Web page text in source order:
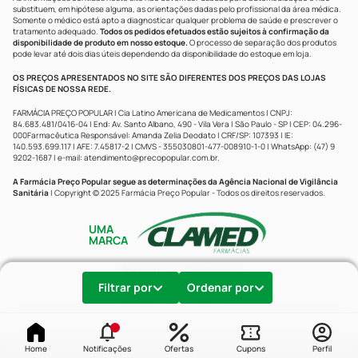
Home Notificações Ofertas Cupons Perfil
Filtrar por Ordenar por
substituem, em hipótese alguma, as orientações dadas pelo profissional da área médica.
Somente o médico está apto a diagnosticar qualquer problema de saúde e prescrever o
tratamento adequado. Todos os pedidos efetuados estão sujeitos à confirmação da
disponibilidade de produto em nosso estoque.O processo de separação dos produtos
pode levar até dois dias úteis dependendo da disponibilidade do estoque em loja.
OS PREÇOS APRESENTADOS NO SITE SÃO DIFERENTES DOS PREÇOS DAS LOJAS
FÍSICAS DE NOSSA REDE.
FARMÁCIA PREÇO POPULAR | Cia Latino Americana de Medicamentos | CNPJ:
84.683.481/0416-04 | End: Av. Santo Albano, 490 - Vila Vera | São Paulo - SP | CEP: 04.296-
000Farmacêutica Responsável: Amanda Zelia Deodato | CRF/SP: 107393 | IE:
140.593.699.117 | AFE: 7.45817-2 | CMVS - 355030801-477-008910-1-0 | WhatsApp: (47) 9
9202-1687 | e-mail: atendimento@precopopular.com.br.
A Farmácia Preço Popular segue as determinações da Agência Nacional de Vigilância
Sanitária | Copyright © 2025 Farmácia Preço Popular - Todos os direitos reservados.
UMA
MARCA
Powered by Developed by